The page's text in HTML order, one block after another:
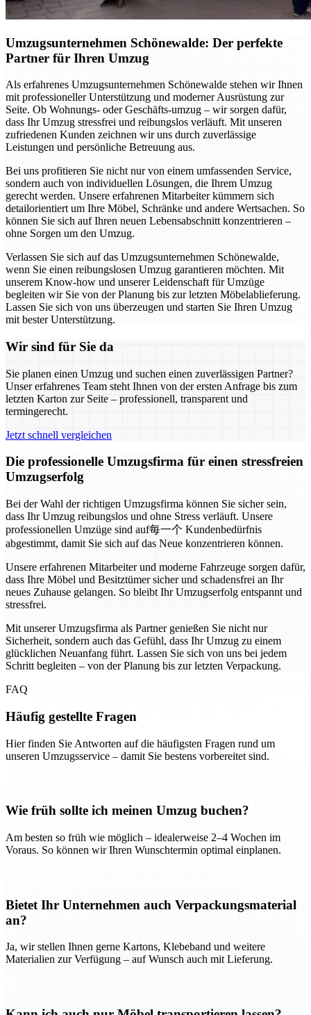
Umzugsunternehmen Schönewalde: Der perfekte
Partner für Ihren Umzug
Als erfahrenes Umzugsunternehmen Schönewalde stehen wir Ihnen
mit professioneller Unterstützung und moderner Ausrüstung zur
Seite. Ob Wohnungs- oder Geschäfts-umzug – wir sorgen dafür,
dass Ihr Umzug stressfrei und reibungslos verläuft. Mit unseren
zufriedenen Kunden zeichnen wir uns durch zuverlässige
Leistungen und persönliche Betreuung aus.
Bei uns profitieren Sie nicht nur von einem umfassenden Service,
sondern auch von individuellen Lösungen, die Ihrem Umzug
gerecht werden. Unsere erfahrenen Mitarbeiter kümmern sich
detailorientiert um Ihre Möbel, Schränke und andere Wertsachen. So
können Sie sich auf Ihren neuen Lebensabschnitt konzentrieren –
ohne Sorgen um den Umzug.
Verlassen Sie sich auf das Umzugsunternehmen Schönewalde,
wenn Sie einen reibungslosen Umzug garantieren möchten. Mit
unserem Know-how und unserer Leidenschaft für Umzüge
begleiten wir Sie von der Planung bis zur letzten Möbelablieferung.
Lassen Sie sich von uns überzeugen und starten Sie Ihren Umzug
mit bester Unterstützung.
Wir sind für Sie da
Sie planen einen Umzug und suchen einen zuverlässigen Partner?
Unser erfahrenes Team steht Ihnen von der ersten Anfrage bis zum
letzten Karton zur Seite – professionell, transparent und
termingerecht.
Jetzt schnell vergleichen
Die professionelle Umzugsfirma für einen stressfreien
Umzugserfolg
Bei der Wahl der richtigen Umzugsfirma können Sie sicher sein,
dass Ihr Umzug reibungslos und ohne Stress verläuft. Unsere
professionellen Umzüge sind auf每一个 Kundenbedürfnis
abgestimmt, damit Sie sich auf das Neue konzentrieren können.
Unsere erfahrenen Mitarbeiter und moderne Fahrzeuge sorgen dafür,
dass Ihre Möbel und Besitztümer sicher und schadensfrei an Ihr
neues Zuhause gelangen. So bleibt Ihr Umzugserfolg entspannt und
stressfrei.
Mit unserer Umzugsfirma als Partner genießen Sie nicht nur
Sicherheit, sondern auch das Gefühl, dass Ihr Umzug zu einem
glücklichen Neuanfang führt. Lassen Sie sich von uns bei jedem
Schritt begleiten – von der Planung bis zur letzten Verpackung.
FAQ
Häufig gestellte Fragen
Hier finden Sie Antworten auf die häufigsten Fragen rund um
unseren Umzugsservice – damit Sie bestens vorbereitet sind.
Wie früh sollte ich meinen Umzug buchen?
Am besten so früh wie möglich – idealerweise 2–4 Wochen im
Voraus. So können wir Ihren Wunschtermin optimal einplanen.
Bietet Ihr Unternehmen auch Verpackungsmaterial
an?
Ja, wir stellen Ihnen gerne Kartons, Klebeband und weitere
Materialien zur Verfügung – auf Wunsch auch mit Lieferung.